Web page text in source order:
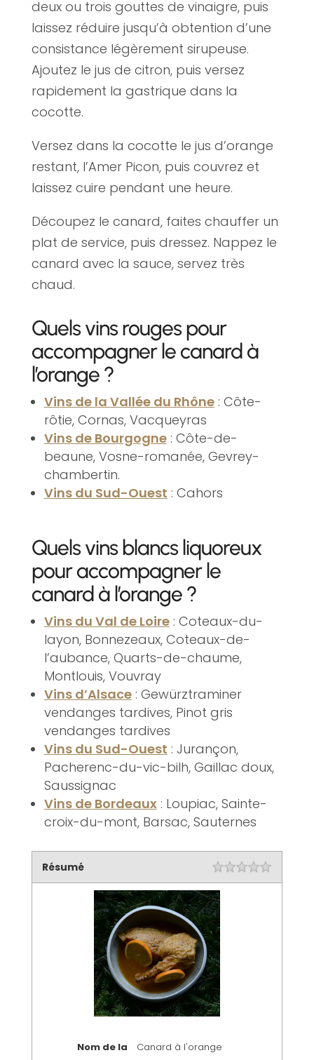
deux ou trois gouttes de vinaigre, puis
laissez réduire jusqu’à obtention d’une
consistance légèrement sirupeuse.
Ajoutez le jus de citron, puis versez
rapidement la gastrique dans la
cocotte.
Versez dans la cocotte le jus d’orange
restant, l’Amer Picon, puis couvrez et
laissez cuire pendant une heure.
Découpez le canard, faites chauffer un
plat de service, puis dressez. Nappez le
canard avec la sauce, servez très
chaud.
Quels vins rouges pour
accompagner le canard à
l’orange ?
Vins de la Vallée du Rhône: Côte-
rôtie, Cornas, Vacqueyras
Vins de Bourgogne: Côte-de-
beaune, Vosne-romanée, Gevrey-
chambertin.
Vins du Sud-Ouest : Cahors
Quels vins blancs liquoreux
pour accompagner le
canard à l’orange ?
Vins du Val de Loire: Coteaux-du-
layon, Bonnezeaux, Coteaux-de-
l’aubance, Quarts-de-chaume,
Montlouis, Vouvray
Vins d’Alsace: Gewürztraminer
vendanges tardives, Pinot gris
vendanges tardives
Vins du Sud-Ouest : Jurançon,
Pacherenc-du-vic-bilh, Gaillac doux,
Saussignac
Vins de Bordeaux: Loupiac, Sainte-
croix-du-mont, Barsac, Sauternes
Résumé
Nom de la
Canard à l'orange